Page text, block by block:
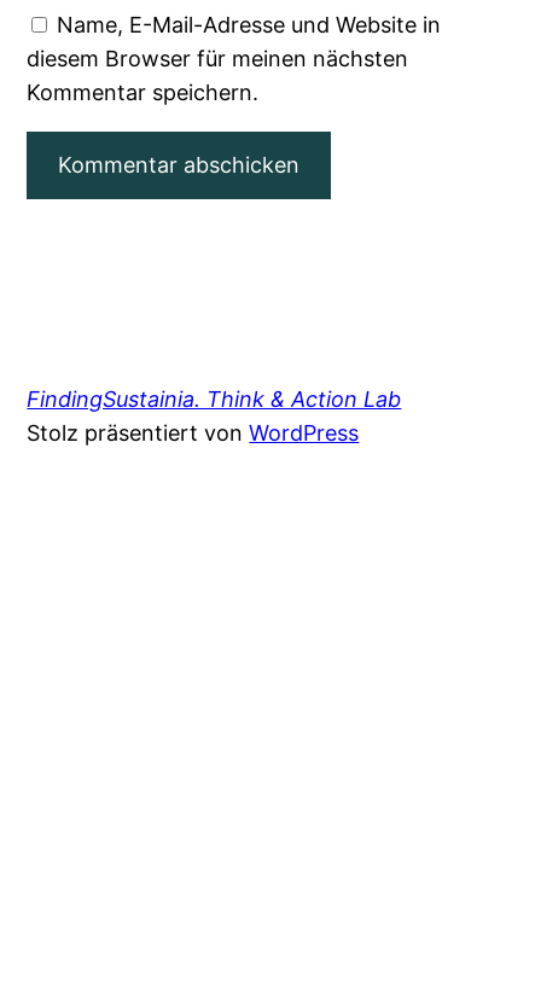
Name, E-Mail-Adresse und Website in
diesem Browser für meinen nächsten
Kommentar speichern.
FindingSustainia. Think & Action Lab
Stolz präsentiert vonWordPress